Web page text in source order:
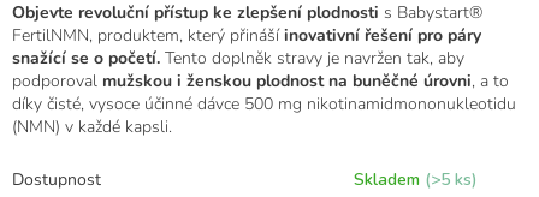
produktu
je
0,0
z
5
hvězdiček.
Dostupnost Skladem (>5 ks)
Objevte revoluční přístup ke zlepšení plodnosti s Babystart®
FertilNMN, produktem, který přinášíinovativní řešení pro páry
snažící se o početí. Tento doplněk stravy je navržen tak, aby
podporoval mužskou i ženskou plodnost na buněčné úrovni, a to
díky čisté, vysoce účinné dávce 500 mg nikotinamidmononukleotidu
(NMN) v každé kapsli.